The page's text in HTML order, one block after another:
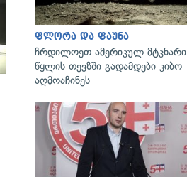
გადახედვა
ფლორა და ფაუნა
ჩრდილოეთ ამერიკულ მტკნარი
წყლის თევზში გადამდები კიბო
აღმოაჩინეს